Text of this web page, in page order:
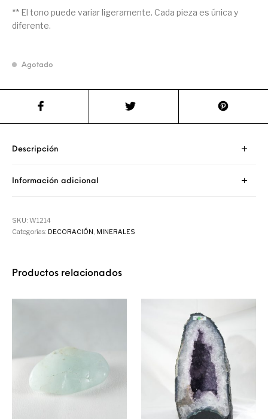
** El tono puede variar ligeramente. Cada pieza es única y
diferente.
Agotado
Descripción
Información adicional
SKU:W1214
Categorías: DECORACIÓN, MINERALES
Productos relacionados